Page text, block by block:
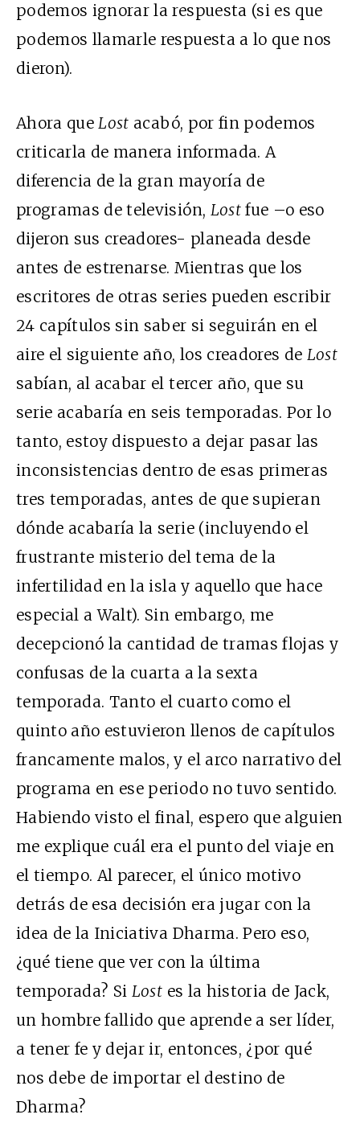
podemos ignorar la respuesta (si es que
podemos llamarle respuesta a lo que nos
dieron).
Ahora queLost acabó, por fin podemos
criticarla de manera informada. A
diferencia de la gran mayoría de
programas de televisión, Lostfue –o eso
dijeron sus creadores- planeada desde
antes de estrenarse. Mientras que los
escritores de otras series pueden escribir
24 capítulos sin saber si seguirán en el
aire el siguiente año, los creadores de Lost
sabían, al acabar el tercer año, que su
serie acabaría en seis temporadas. Por lo
tanto, estoy dispuesto a dejar pasar las
inconsistencias dentro de esas primeras
tres temporadas, antes de que supieran
dónde acabaría la serie (incluyendo el
frustrante misterio del tema de la
infertilidad en la isla y aquello que hace
especial a Walt). Sin embargo, me
decepcionó la cantidad de tramas flojas y
confusas de la cuarta a la sexta
temporada. Tanto el cuarto como el
quinto año estuvieron llenos de capítulos
francamente malos, y el arco narrativo del
programa en ese periodo no tuvo sentido.
Habiendo visto el final, espero que alguien
me explique cuál era el punto del viaje en
el tiempo. Al parecer, el único motivo
detrás de esa decisión era jugar con la
idea de la Iniciativa Dharma. Pero eso,
¿qué tiene que ver con la última
temporada? Si Lost es la historia de Jack,
un hombre fallido que aprende a ser líder,
a tener fe y dejar ir, entonces, ¿por qué
nos debe de importar el destino de
Dharma?